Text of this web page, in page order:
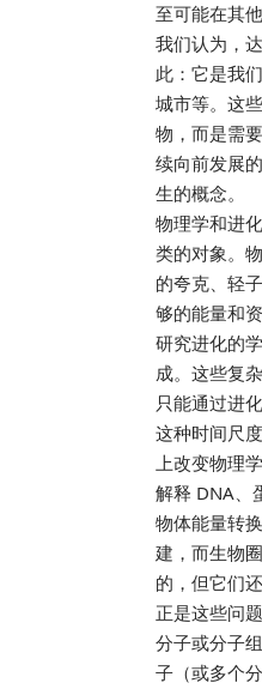
至可能在其
我们认为，
此：它是我
城市等。这
物，而是需
续向前发展
生的概念。
物理学和进
类的对象。
的夸克、轻
够的能量和
研究进化的
成。这些复
只能通过进
这种时间尺
上改变物理
解释 DNA、
物体能量转
建，而生物
的，但它们
正是这些问
分子或分子
子（或多个